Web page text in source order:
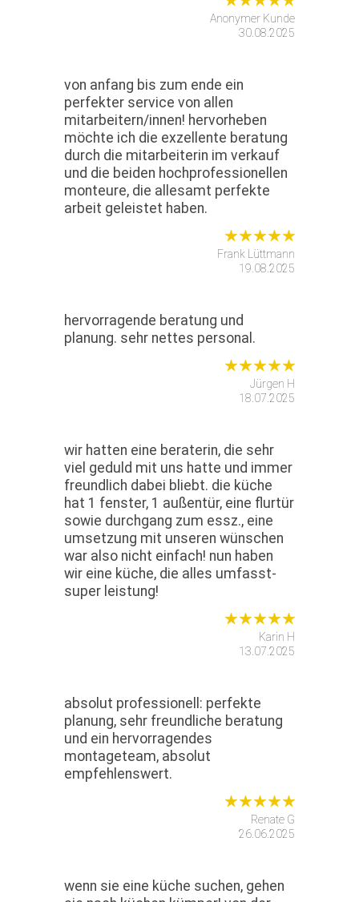
Anonymer Kunde
30.08.2025
von anfang bis zum ende ein
perfekter service von allen
mitarbeitern/innen! hervorheben
möchte ich die exzellente beratung
durch die mitarbeiterin im verkauf
und die beiden hochprofessionellen
monteure, die allesamt perfekte
arbeit geleistet haben.
Frank Lüttmann
19.08.2025
hervorragende beratung und
planung. sehr nettes personal.
Jürgen H
18.07.2025
wir hatten eine beraterin, die sehr
viel geduld mit uns hatte und immer
freundlich dabei bliebt. die küche
hat 1 fenster, 1 außentür, eine flurtür
sowie durchgang zum essz., eine
umsetzung mit unseren wünschen
war also nicht einfach! nun haben
wir eine küche, die alles umfasst-
super leistung!
Karin H
13.07.2025
absolut professionell: perfekte
planung, sehr freundliche beratung
und ein hervorragendes
montageteam, absolut
empfehlenswert.
Renate G
26.06.2025
wenn sie eine küche suchen, gehen